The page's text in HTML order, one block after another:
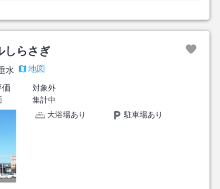
しらさぎ
水
地図
対象外
集計中
大浴場あり
駐車場あり